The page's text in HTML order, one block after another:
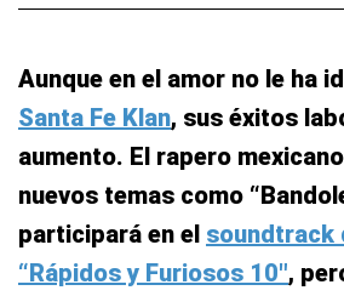
Aunque en el amor no le ha
Santa Fe Klan, sus éxitos
aumento. El rapero
nuevos temas como
participará en el soundtrack
“Rápidos y Furiosos 10″,